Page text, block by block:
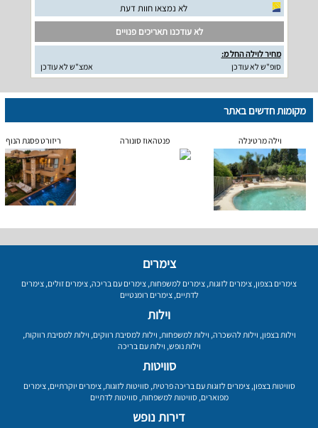
לא נמצאו חוות דעת
לא עודכנו תאריכים פנויים
מחיר לוילה החל מ:
סופ"ש לא עודכן
אמצ"ש לא עודכן
מקומות חדשים באתר
וילה מרטינלה פנטהאוז סונורה ריזורט פסגת הנוף
צימרים
צימרים בצפון, צימרים לזוגות, צימרים למשפחות, צימרים עם בריכה, צימרים זולים, צימרים
לדתיים,צימרים רומנטיים
וילות
וילות בצפון, וילות להשכרה, וילות למשפחות, וילות למסיבת רווקים, וילות למסיבת רווקות,
וילות נופש, וילות עם בריכה
סוויטות
סוויטות בצפון,צימרים לזוגות עם בריכה פרטית,סוויטות לזוגות,צימרים יוקרתיים,צימרים
מפוארים,סוויטות למשפחות,סוויטות לדתיים
דירות נופש